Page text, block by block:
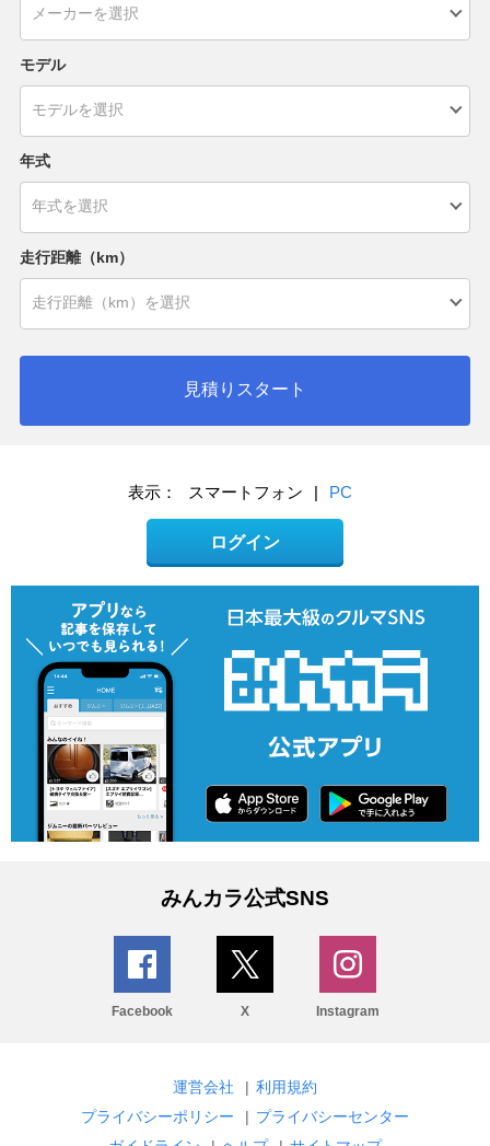
モデル
年式
走行距離（km）
見積りスタート
表示： スマートフォン | PC
ログイン
みんカラ公式SNS
Facebook X Instagram
運営会社 | 利用規約
プライバシーポリシー
| プライバシーセンター